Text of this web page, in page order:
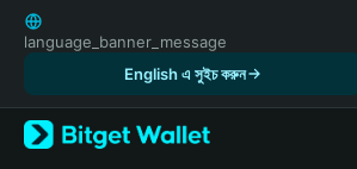
English
日本語
Русский
Español (Latinoamérica)
Türkçe
language_banner_message
English এ সুইচ করুন